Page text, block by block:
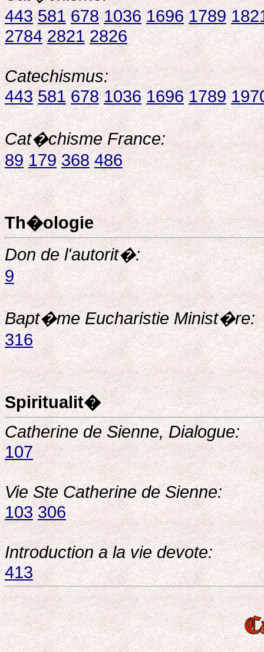
443 581 678 1036 1696 1789
2784 2821 2826
Catechismus:
443 581 678 1036 1696 1789
Cat�chisme France:
89 179 368 486
Th�ologie
Don de l'autorit�:
9
Bapt�me Eucharistie Minist�re:
316
Spiritualit�
Catherine de Sienne, Dialogue:
107
Vie Ste Catherine de Sienne:
103 306
Introduction a la vie devote:
413